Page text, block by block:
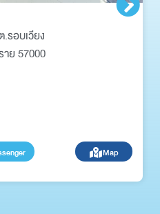
รอบเวียง
าย 57000
Map